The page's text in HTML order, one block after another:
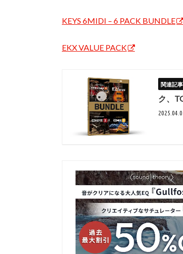
KEYS 6MIDI – 6 PACK BUNDLE
EKX VALUE PACK
ク、